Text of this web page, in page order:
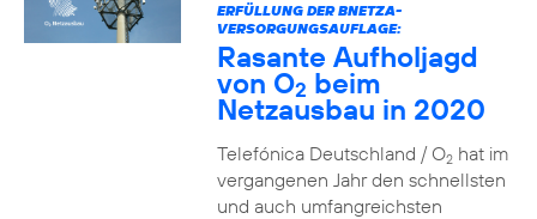
ERFÜLLUNG DER BNETZA-
VERSORGUNGSAUFLAGE:
Rasante Aufholjagd
von O2 beim
Netzausbau in 2020
Telefónica Deutschland / O2hat im
vergangenen Jahr den schnellsten
und auch umfangreichsten